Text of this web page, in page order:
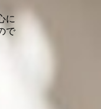
に
で